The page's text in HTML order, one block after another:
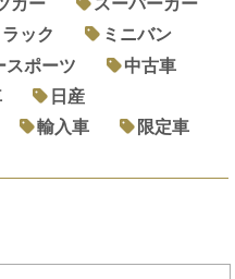
カー
スーパーカー
ラック
ミニバン
スポーツ
中古車
日産
輸入車
限定車